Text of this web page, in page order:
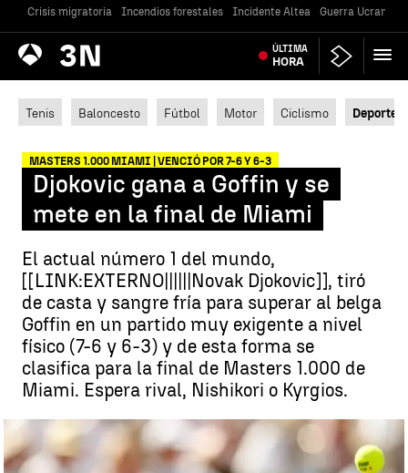
Crisis migratoria Incendios forestales Incidente Altea Guerra Ucrania
Antena
3 Noticias ÚLTIMA
HORA
Tenis Baloncesto Fútbol Motor Ciclismo Deportes
MASTERS 1.000 MIAMI | VENCIÓ POR 7-6 Y 6-3
Djokovic gana a Goffin y se
mete en la final de Miami
El actual número 1 del mundo,
[[LINK:EXTERNO||||||Novak Djokovic]], tiró
de casta y sangre fría para superar al belga
Goffin en un partido muy exigente a nivel
físico (7-6 y 6-3) y de esta forma se
clasifica para la final de Masters 1.000 de
Miami. Espera rival, Nishikori o Kyrgios.